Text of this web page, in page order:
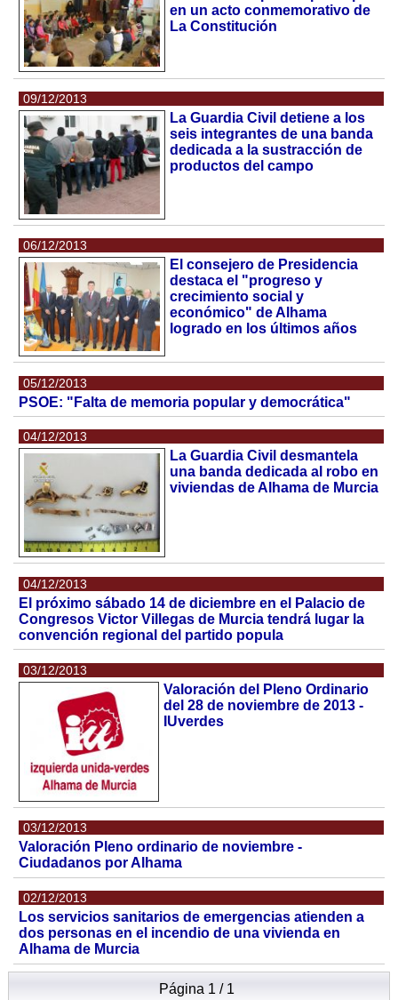
en un acto conmemorativo de
La Constitución
09/12/2013
La Guardia Civil detiene a los
seis integrantes de una banda
dedicada a la sustracción de
productos del campo
06/12/2013
El consejero de Presidencia
destaca el "progreso y
crecimiento social y
económico" de Alhama
logrado en los últimos años
05/12/2013
PSOE: "Falta de memoria popular y democrática"
04/12/2013
La Guardia Civil desmantela
una banda dedicada al robo en
viviendas de Alhama de Murcia
04/12/2013
El próximo sábado 14 de diciembre en el Palacio de
Congresos Victor Villegas de Murcia tendrá lugar la
convención regional del partido popula
03/12/2013
Valoración del Pleno Ordinario
del 28 de noviembre de 2013 -
IUverdes
03/12/2013
Valoración Pleno ordinario de noviembre -
Ciudadanos por Alhama
02/12/2013
Los servicios sanitarios de emergencias atienden a
dos personas en el incendio de una vivienda en
Alhama de Murcia
Página 1 / 1